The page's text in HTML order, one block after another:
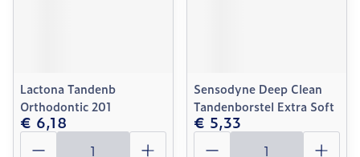
Lactona Tandenb
Orthodontic 201
€ 6,18
Aantal
Sensodyne Deep Clean
Tandenborstel Extra Soft
€ 5,33
Aantal